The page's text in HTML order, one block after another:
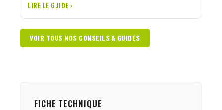
LIRE LE GUIDE ›
VOIR TOUS NOS CONSEILS & GUIDES
FICHE TECHNIQUE